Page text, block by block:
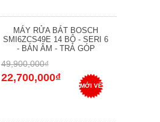
MÁY RỬA BÁT BOSCH
SMI6ZCS49E 14 BỘ - SERI 6
- BÁN ÂM - TRẢ GÓP
49,900,000₫
22,700,000₫
MỚI VỀ